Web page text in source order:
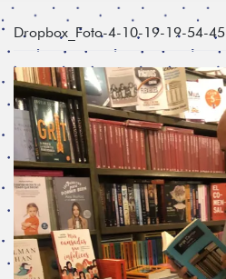
Dropbox_Foto-4-10-19-19-54-45